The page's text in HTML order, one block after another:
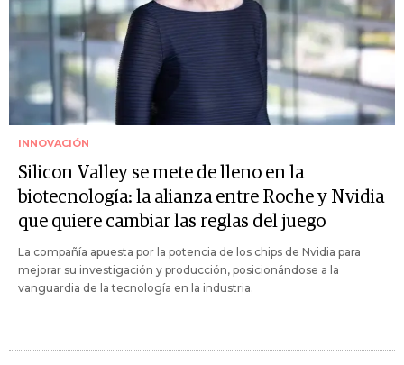
INNOVACIÓN
Silicon Valley se mete de lleno en la
biotecnología: la alianza entre Roche y Nvidia
que quiere cambiar las reglas del juego
La compañía apuesta por la potencia de los chips de Nvidia para
mejorar su investigación y producción, posicionándose a la
vanguardia de la tecnología en la industria.